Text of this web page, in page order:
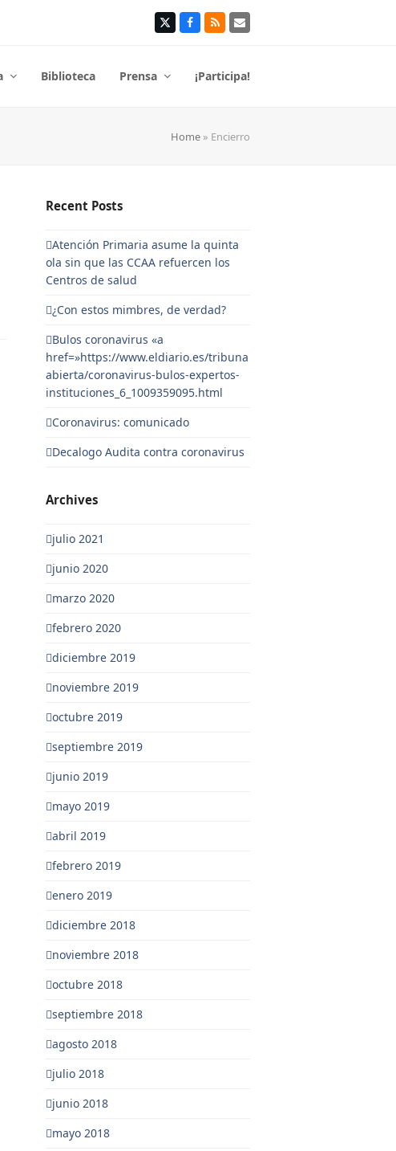
TwitterFacebook
RSS Correo
Biblioteca Prensa ¡Participa!
Home » Encierro
Recent Posts
Atención Primaria asume la quinta
ola sin que las CCAA refuercen los
Centros de salud
¿Con estos mimbres, de verdad?
Bulos coronavirus «a
href=»https://www.eldiario.es/tribuna
abierta/coronavirus-bulos-expertos-
instituciones_6_1009359095.html
Coronavirus: comunicado
Decalogo Audita contra coronavirus
Archives
julio 2021
junio 2020
marzo 2020
febrero 2020
diciembre 2019
noviembre 2019
octubre 2019
septiembre 2019
junio 2019
mayo 2019
abril 2019
febrero 2019
enero 2019
diciembre 2018
noviembre 2018
octubre 2018
septiembre 2018
agosto 2018
julio 2018
junio 2018
mayo 2018